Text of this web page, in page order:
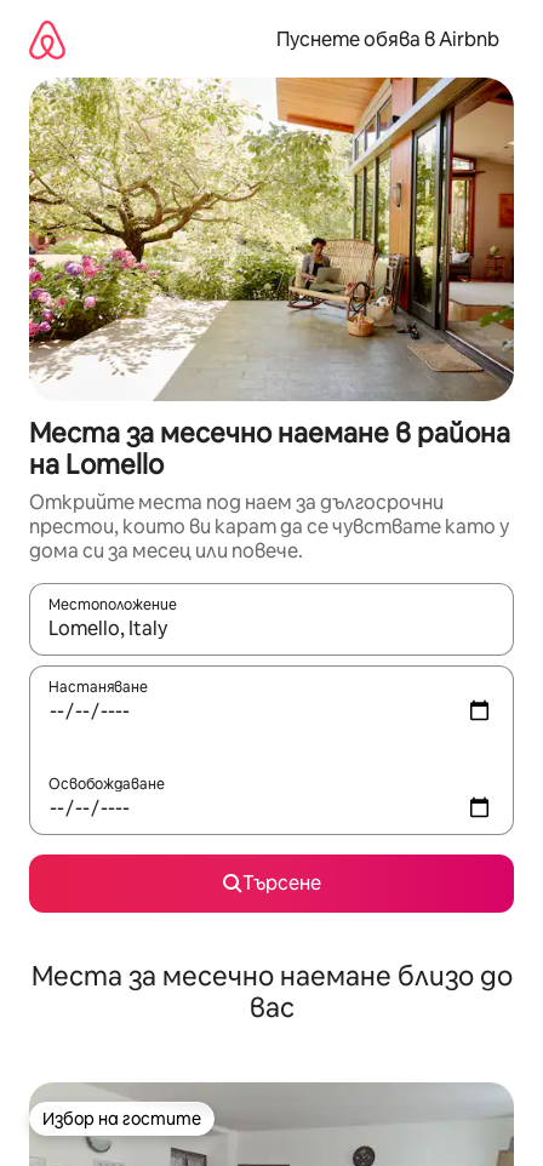
съдържанието
Пуснете обява в Airbnb
Места за месечно наемане в района
на Lomello
Открийте места под наем за дългосрочни
престои, които ви карат да се чувствате като у
дома си за месец или повече.
Местоположение
Когато резултатите се покажат, използвайте
Настаняване
Освобождаване
Търсене
Места за месечно наемане близо до
вас
Избор на гостите
Избор на гостите